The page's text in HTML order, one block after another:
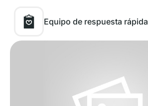
Equipo de respuesta rápida